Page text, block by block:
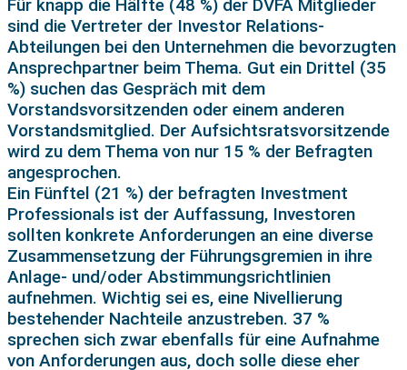
Für knapp die Hälfte (48 %) der DVFA Mitglieder
sind die Vertreter der Investor Relations-
Abteilungen bei den Unternehmen die bevorzugten
Ansprechpartner beim Thema. Gut ein Drittel (35
%) suchen das Gespräch mit dem
Vorstandsvorsitzenden oder einem anderen
Vorstandsmitglied. Der Aufsichtsratsvorsitzende
wird zu dem Thema von nur 15 % der Befragten
angesprochen.
Ein Fünftel (21 %) der befragten Investment
Professionals ist der Auffassung, Investoren
sollten konkrete Anforderungen an eine diverse
Zusammensetzung der Führungsgremien in ihre
Anlage- und/oder Abstimmungsrichtlinien
aufnehmen. Wichtig sei es, eine Nivellierung
bestehender Nachteile anzustreben. 37 %
sprechen sich zwar ebenfalls für eine Aufnahme
von Anforderungen aus, doch solle diese eher